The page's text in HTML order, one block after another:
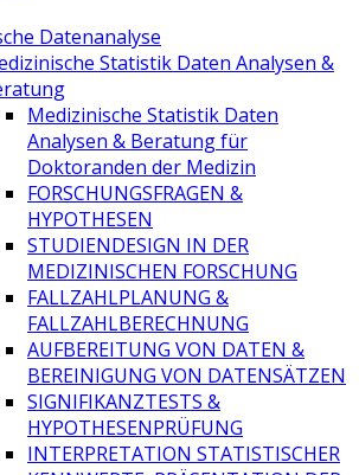
Datenanalyse
Statistik Daten Analysen &
Medizinische Statistik Daten
Analysen & Beratung für
Doktoranden der Medizin
FORSCHUNGSFRAGEN &
HYPOTHESEN
STUDIENDESIGN IN DER
MEDIZINISCHEN FORSCHUNG
FALLZAHLPLANUNG &
FALLZAHLBERECHNUNG
AUFBEREITUNG VON DATEN &
BEREINIGUNG VON DATENSÄTZEN
SIGNIFIKANZTESTS &
HYPOTHESENPRÜFUNG
INTERPRETATION STATISTISCHER